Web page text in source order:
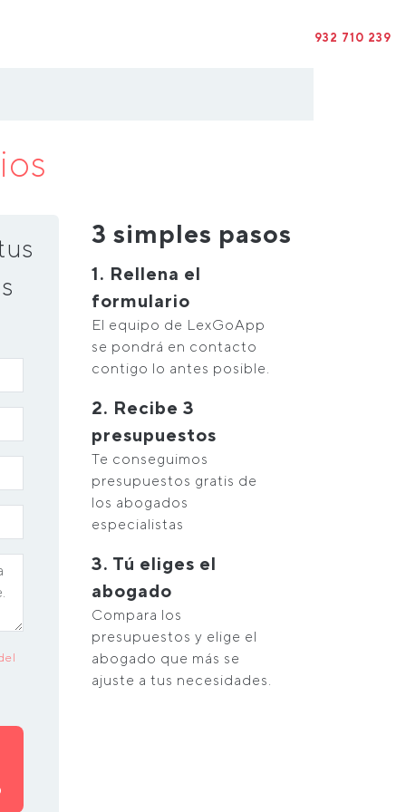
932 710 239
3 simples pasos
1. Rellena el
formulario
El equipo de LexGoApp
se pondrá en contacto
contigo lo antes posible.
2. Recibe 3
presupuestos
Te conseguimos
presupuestos gratis de
los abogados
especialistas
3. Tú eliges el
abogado
Compara los
presupuestos y elige el
abogado que más se
ajuste a tus necesidades.